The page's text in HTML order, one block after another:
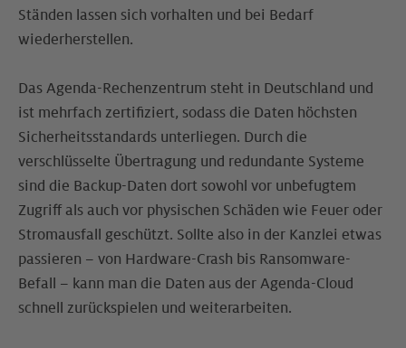
Ständen lassen sich vorhalten und bei Bedarf
wiederherstellen.
Das Agenda-Rechenzentrum steht in Deutschland und
ist mehrfach zertifiziert, sodass die Daten höchsten
Sicherheitsstandards unterliegen. Durch die
verschlüsselte Übertragung und redundante Systeme
sind die Backup-Daten dort sowohl vor unbefugtem
Zugriff als auch vor physischen Schäden wie Feuer oder
Stromausfall geschützt. Sollte also in der Kanzlei etwas
passieren – von Hardware-Crash bis Ransomware-
Befall – kann man die Daten aus der Agenda-Cloud
schnell zurückspielen und weiterarbeiten.